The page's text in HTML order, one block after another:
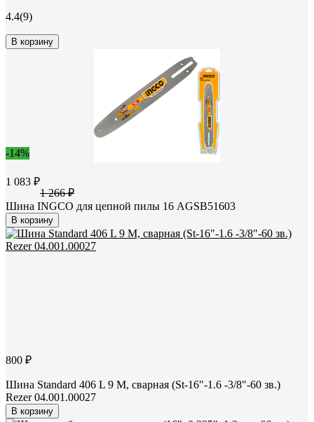
4.4(9)
В корзину
-14%
1 083 ₽
1 266 ₽
Шина INGCO для цепной пилы 16 AGSB51603
В корзину
800 ₽
Шина Standard 406 L 9 M, сварная (St-16"-1.6 -3/8"-60 зв.)
Rezer 04.001.00027
В корзину